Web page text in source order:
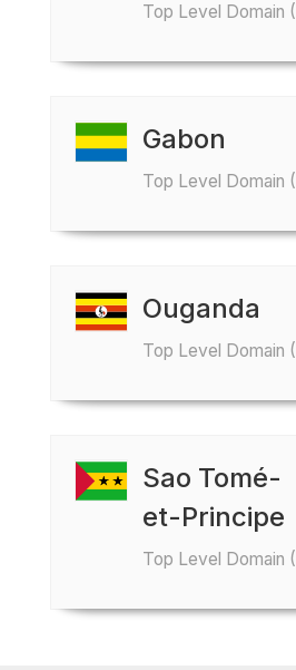
Top Level Domain
Gabon
Top Level Domain
Ouganda
Top Level Domain
Sao Tomé-
et-Principe
Top Level Domain